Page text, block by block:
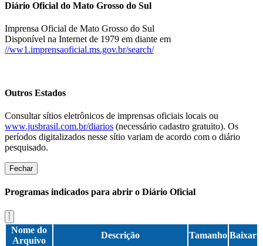
Diário Oficial do Mato Grosso do Sul
Imprensa Oficial de Mato Grosso do Sul
Disponível na Internet de 1979 em diante em
//ww1.imprensaoficial.ms.gov.br/search/
Outros Estados
Consultar sítios eletrônicos de imprensas oficiais locais ou
www.jusbrasil.com.br/diarios (necessário cadastro gratuito). Os
períodos digitalizados nesse sítio variam de acordo com o diário
pesquisado.
Fechar
Programas indicados para abrir o Diário Oficial
Nome do
Arquivo
Descrição Tamanho Baixar